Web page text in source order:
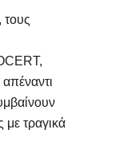
,
τραγικά